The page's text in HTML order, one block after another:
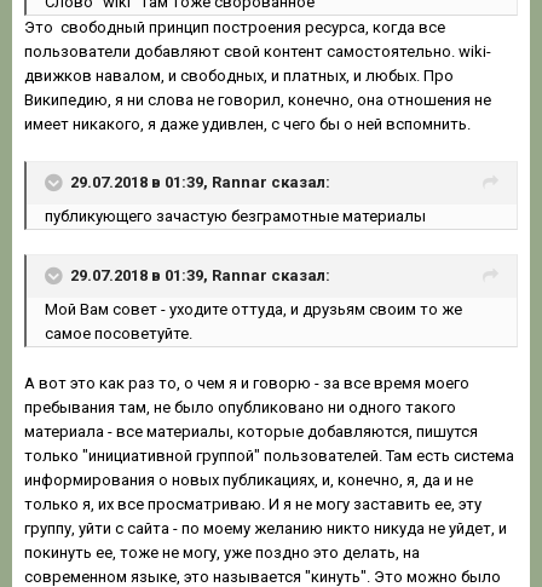
Это свободный принцип построения ресурса, когда все
пользователи добавляют свой контент самостоятельно. wiki-
движков навалом, и свободных, и платных, и любых. Про
Википедию, я ни слова не говорил, конечно, она отношения не
имеет никакого, я даже удивлен, с чего бы о ней вспомнить.
29.07.2018 в 01:39, Rannar сказал:
публикующего зачастую безграмотные материалы
29.07.2018 в 01:39, Rannar сказал:
Мой Вам совет - уходите оттуда, и друзьям своим то же
самое посоветуйте.
А вот это как раз то, о чем я и говорю - за все время моего
пребывания там, не было опубликовано ни одного такого
материала - все материалы, которые добавляются, пишутся
только "инициативной группой" пользователей. Там есть система
информирования о новых публикациях, и, конечно, я, да и не
только я, их все просматриваю. И я не могу заставить ее, эту
группу, уйти с сайта - по моему желанию никто никуда не уйдет, и
покинуть ее, тоже не могу, уже поздно это делать, на
современном языке, это называется "кинуть". Это можно было